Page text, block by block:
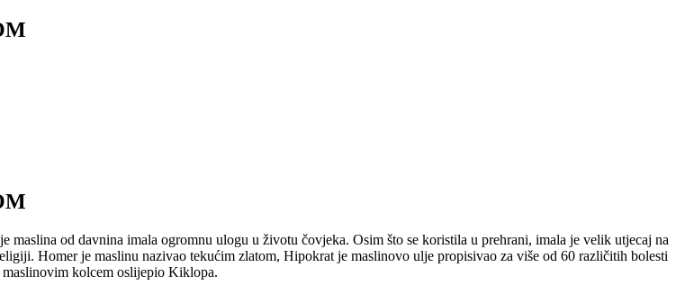
maslina od davnina imala ogromnu ulogu u životu čovjeka. Osim što se koristila u prehrani, imala je velik utjecaj na
Homer je maslinu nazivao tekućim zlatom, Hipokrat je maslinovo ulje propisivao za više od 60 različitih bolesti
kolcem oslijepio Kiklopa.